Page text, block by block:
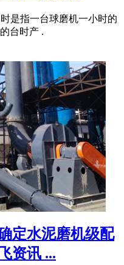
是指一台球磨机一小时的
台时产 .
定水泥磨机级配
资讯 ...